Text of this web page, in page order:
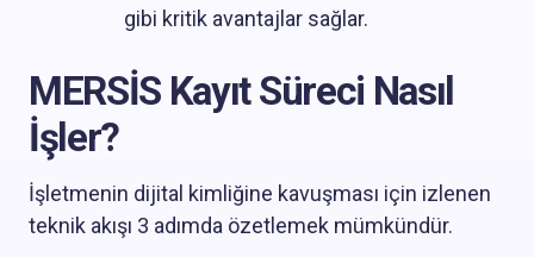
gibi kritik avantajlar sağlar.
MERSİS Kayıt Süreci Nasıl
İşler?
İşletmenin dijital kimliğine kavuşması için izlenen
teknik akışı 3 adımda özetlemek mümkündür.